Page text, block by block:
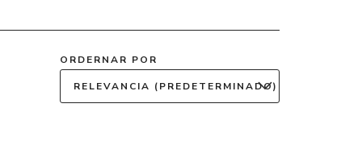
ORDERNAR POR
RELEVANCIA (PREDETERMINADO)